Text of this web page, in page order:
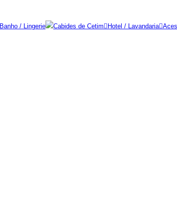
Banho / Lingerie Cabides de Cetim Hotel / Lavandaria